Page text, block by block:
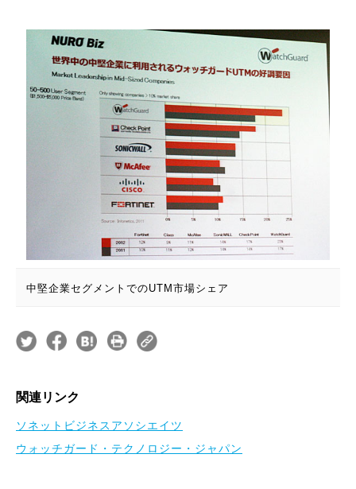
中堅企業セグメントでのUTM市場シェア
関連リンク
ソネットビジネスアソシエイツ
ウォッチガード・テクノロジー・ジャパン